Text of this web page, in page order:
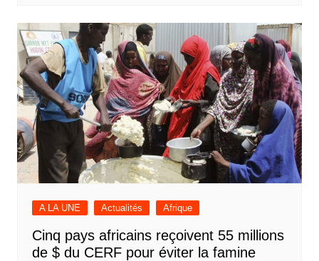
A LA UNE Actualités Afrique
Cinq pays africains reçoivent 55 millions
de $ du CERF pour éviter la famine